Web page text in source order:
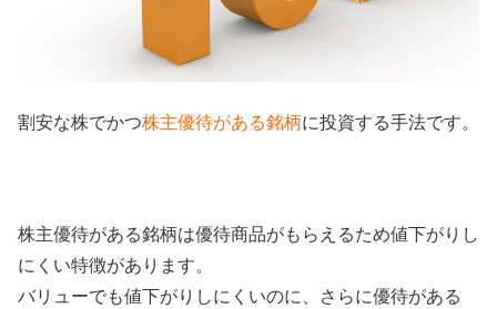
割安な株でかつ株主優待がある銘柄に投資する手法です。
株主優待がある銘柄は優待商品がもらえるため値下がりし
にくい特徴があります。
バリューでも値下がりしにくいのに、さらに優待がある